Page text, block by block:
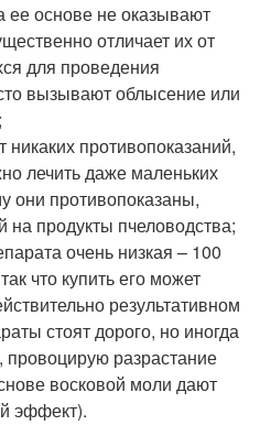
ее основе не оказывают
отличает их от
для проведения
вызывают облысение или
противопоказаний,
лечить даже маленьких
они противопоказаны,
продукты пчеловодства;
очень низкая – 100
что купить его может
результативном
стоят дорого, но иногда
провоцирую разрастание
восковой моли дают
эффект).